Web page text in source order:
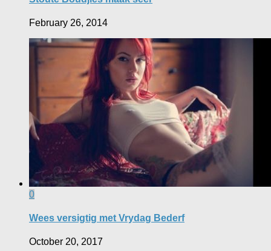
February 26, 2014
0
Wees versigtig met Vrydag Bederf
October 20, 2017